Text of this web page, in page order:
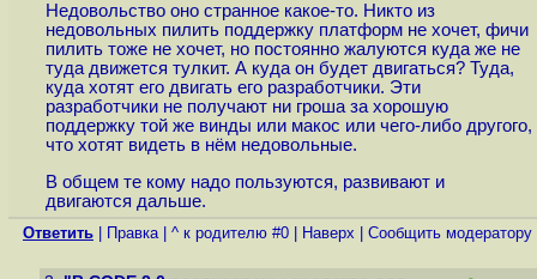
Недовольство оно странное какое-то. Никто из
недовольных пилить поддержку платформ не хочет, фичи
пилить тоже не хочет, но постоянно жалуются куда же не
туда движется тулкит. А куда он будет двигаться? Туда,
куда хотят его двигать его разработчики. Эти
разработчики не получают ни гроша за хорошую
поддержку той же винды или макос или чего-либо другого,
что хотят видеть в нём недовольные.
В общем те кому надо пользуются, развивают и
двигаются дальше.
Ответить Правка| ^ к родителю #0 Наверх Cообщить модератору